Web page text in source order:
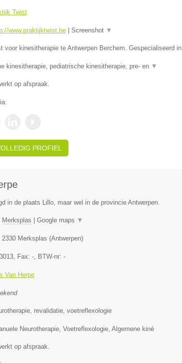
Twist
www.praktijktwist.be| Screenshot ▼
voor kinesitherapie te Antwerpen Berchem. Gespecialiseerd in
kinesitherapie, pediatrische kinesitherapie, pre- en ▼
op afspraak.
PROFIEL
in de plaats Lillo, maar wel in de provincie Antwerpen.
Merksplas Google maps ▼
2330 Merksplas (Antwerpen)
, Fax: -, BTW-nr: -
Van Herpe
revalidatie, voetreflexologie
Neurotherapie, Voetreflexologie, Algemene kiné
op afspraak.